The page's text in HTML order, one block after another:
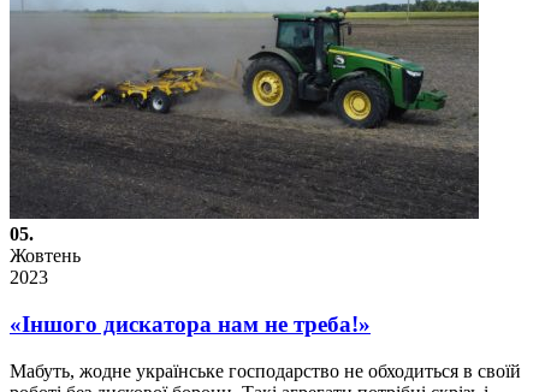
05.
Жовтень
2023
«Іншого дискатора нам не треба!»
Мабуть, жодне українське господарство не обходиться в своїй